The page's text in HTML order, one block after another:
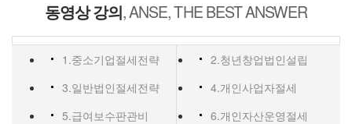
동영상 강의, ANSE, THE BEST ANSWER
1.중소기업절세전략
2.청년창업법인설립
3.일반법인절세전략
4.개인사업자절세
5.급여보수판관비
6.개인자산운영절세